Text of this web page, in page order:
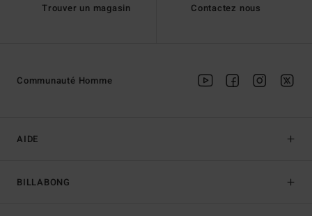
Trouver un magasin Contactez nous
AIDE
BILLABONG
Communauté Homme